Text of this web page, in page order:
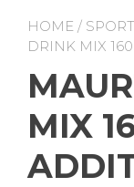
HOME /
DRINK MIX
MIX